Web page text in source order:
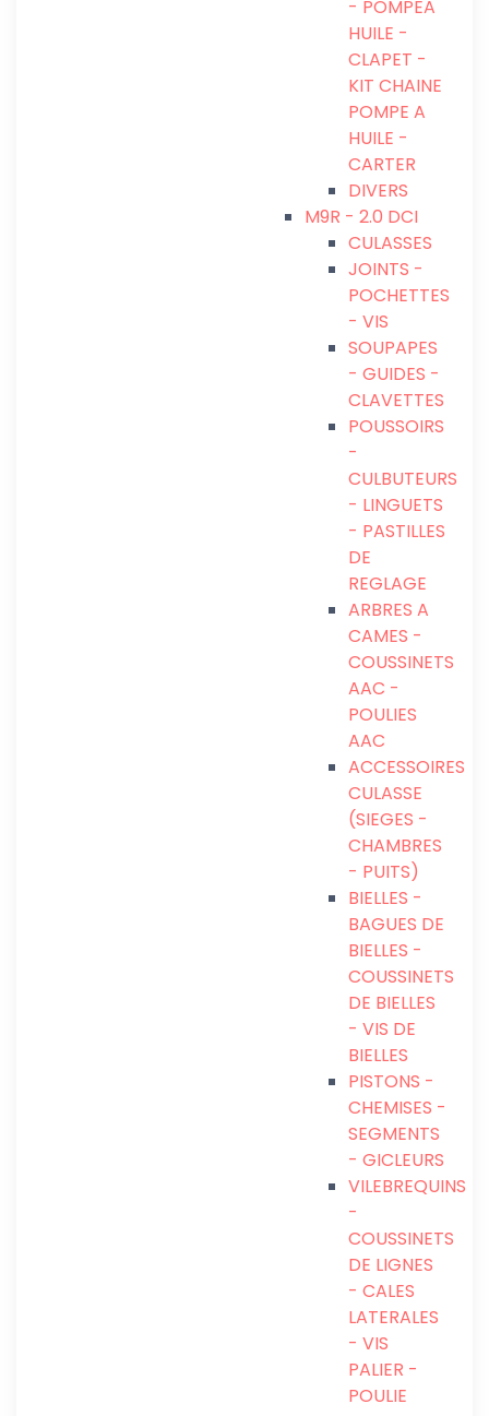
- POMPEA
HUILE -
CLAPET -
KIT CHAINE
POMPE A
HUILE -
CARTER
DIVERS
M9R - 2.0 DCI
CULASSES
JOINTS -
POCHETTES
- VIS
SOUPAPES
- GUIDES -
CLAVETTES
POUSSOIRS
-
CULBUTEURS
- LINGUETS
- PASTILLES
DE
REGLAGE
ARBRES A
CAMES -
COUSSINETS
AAC -
POULIES
AAC
ACCESSOIRES
CULASSE
(SIEGES -
CHAMBRES
- PUITS)
BIELLES -
BAGUES DE
BIELLES -
COUSSINETS
DE BIELLES
- VIS DE
BIELLES
PISTONS -
CHEMISES -
SEGMENTS
- GICLEURS
VILEBREQUINS
-
COUSSINETS
DE LIGNES
- CALES
LATERALES
- VIS
PALIER -
POULIE